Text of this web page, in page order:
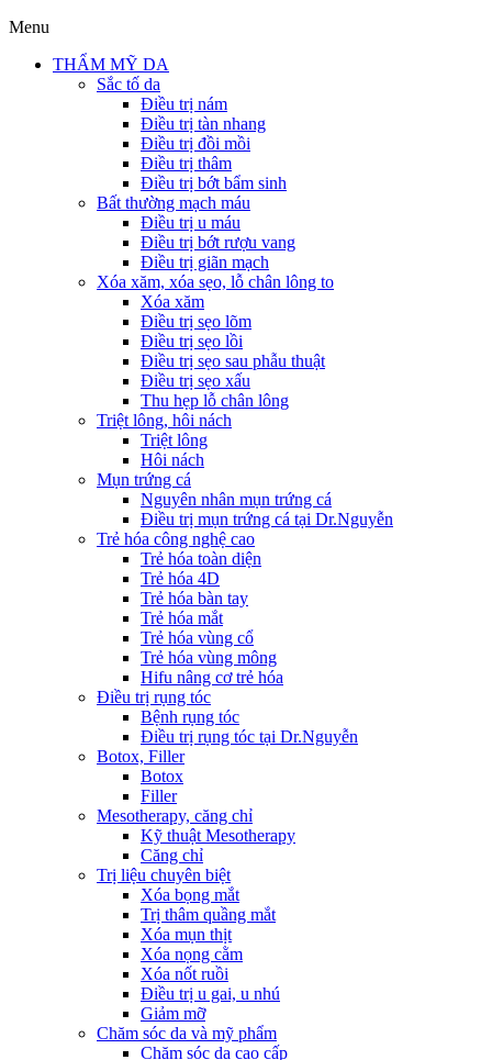
Menu
THẨM MỸ DA
Sắc tố da
Điều trị nám
Điều trị tàn nhang
Điều trị đồi mồi
Điều trị thâm
Điều trị bớt bẩm sinh
Bất thường mạch máu
Điều trị u máu
Điều trị bớt rượu vang
Điều trị giãn mạch
Xóa xăm, xóa sẹo, lỗ chân lông to
Xóa xăm
Điều trị sẹo lõm
Điều trị sẹo lồi
Điều trị sẹo sau phẫu thuật
Điều trị sẹo xấu
Thu hẹp lỗ chân lông
Triệt lông, hôi nách
Triệt lông
Hôi nách
Mụn trứng cá
Nguyên nhân mụn trứng cá
Điều trị mụn trứng cá tại Dr.Nguyễn
Trẻ hóa công nghệ cao
Trẻ hóa toàn diện
Trẻ hóa 4D
Trẻ hóa bàn tay
Trẻ hóa mắt
Trẻ hóa vùng cổ
Trẻ hóa vùng mông
Hifu nâng cơ trẻ hóa
Điều trị rụng tóc
Bệnh rụng tóc
Điều trị rụng tóc tại Dr.Nguyễn
Botox, Filler
Botox
Filler
Mesotherapy, căng chỉ
Kỹ thuật Mesotherapy
Căng chỉ
Trị liệu chuyên biệt
Xóa bọng mắt
Trị thâm quầng mắt
Xóa mụn thịt
Xóa nọng cằm
Xóa nốt ruồi
Điều trị u gai, u nhú
Giảm mỡ
Chăm sóc da và mỹ phẩm
Chăm sóc da cao cấp